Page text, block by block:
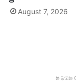
August 7, 2026
본 광고는